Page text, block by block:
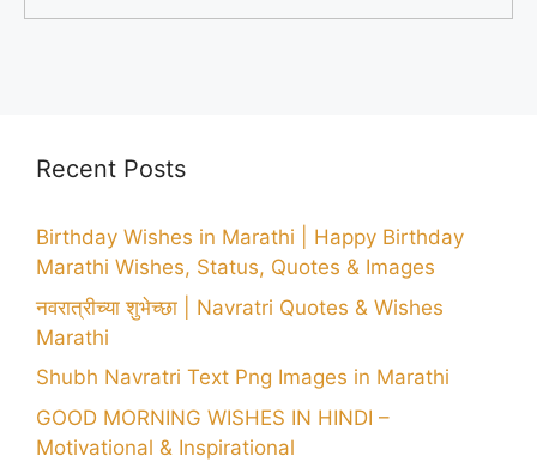
Recent Posts
Birthday Wishes in Marathi | Happy Birthday
Marathi Wishes, Status, Quotes & Images
नवरात्रीच्या शुभेच्छा | Navratri Quotes & Wishes
Marathi
Shubh Navratri Text Png Images in Marathi
GOOD MORNING WISHES IN HINDI –
Motivational & Inspirational